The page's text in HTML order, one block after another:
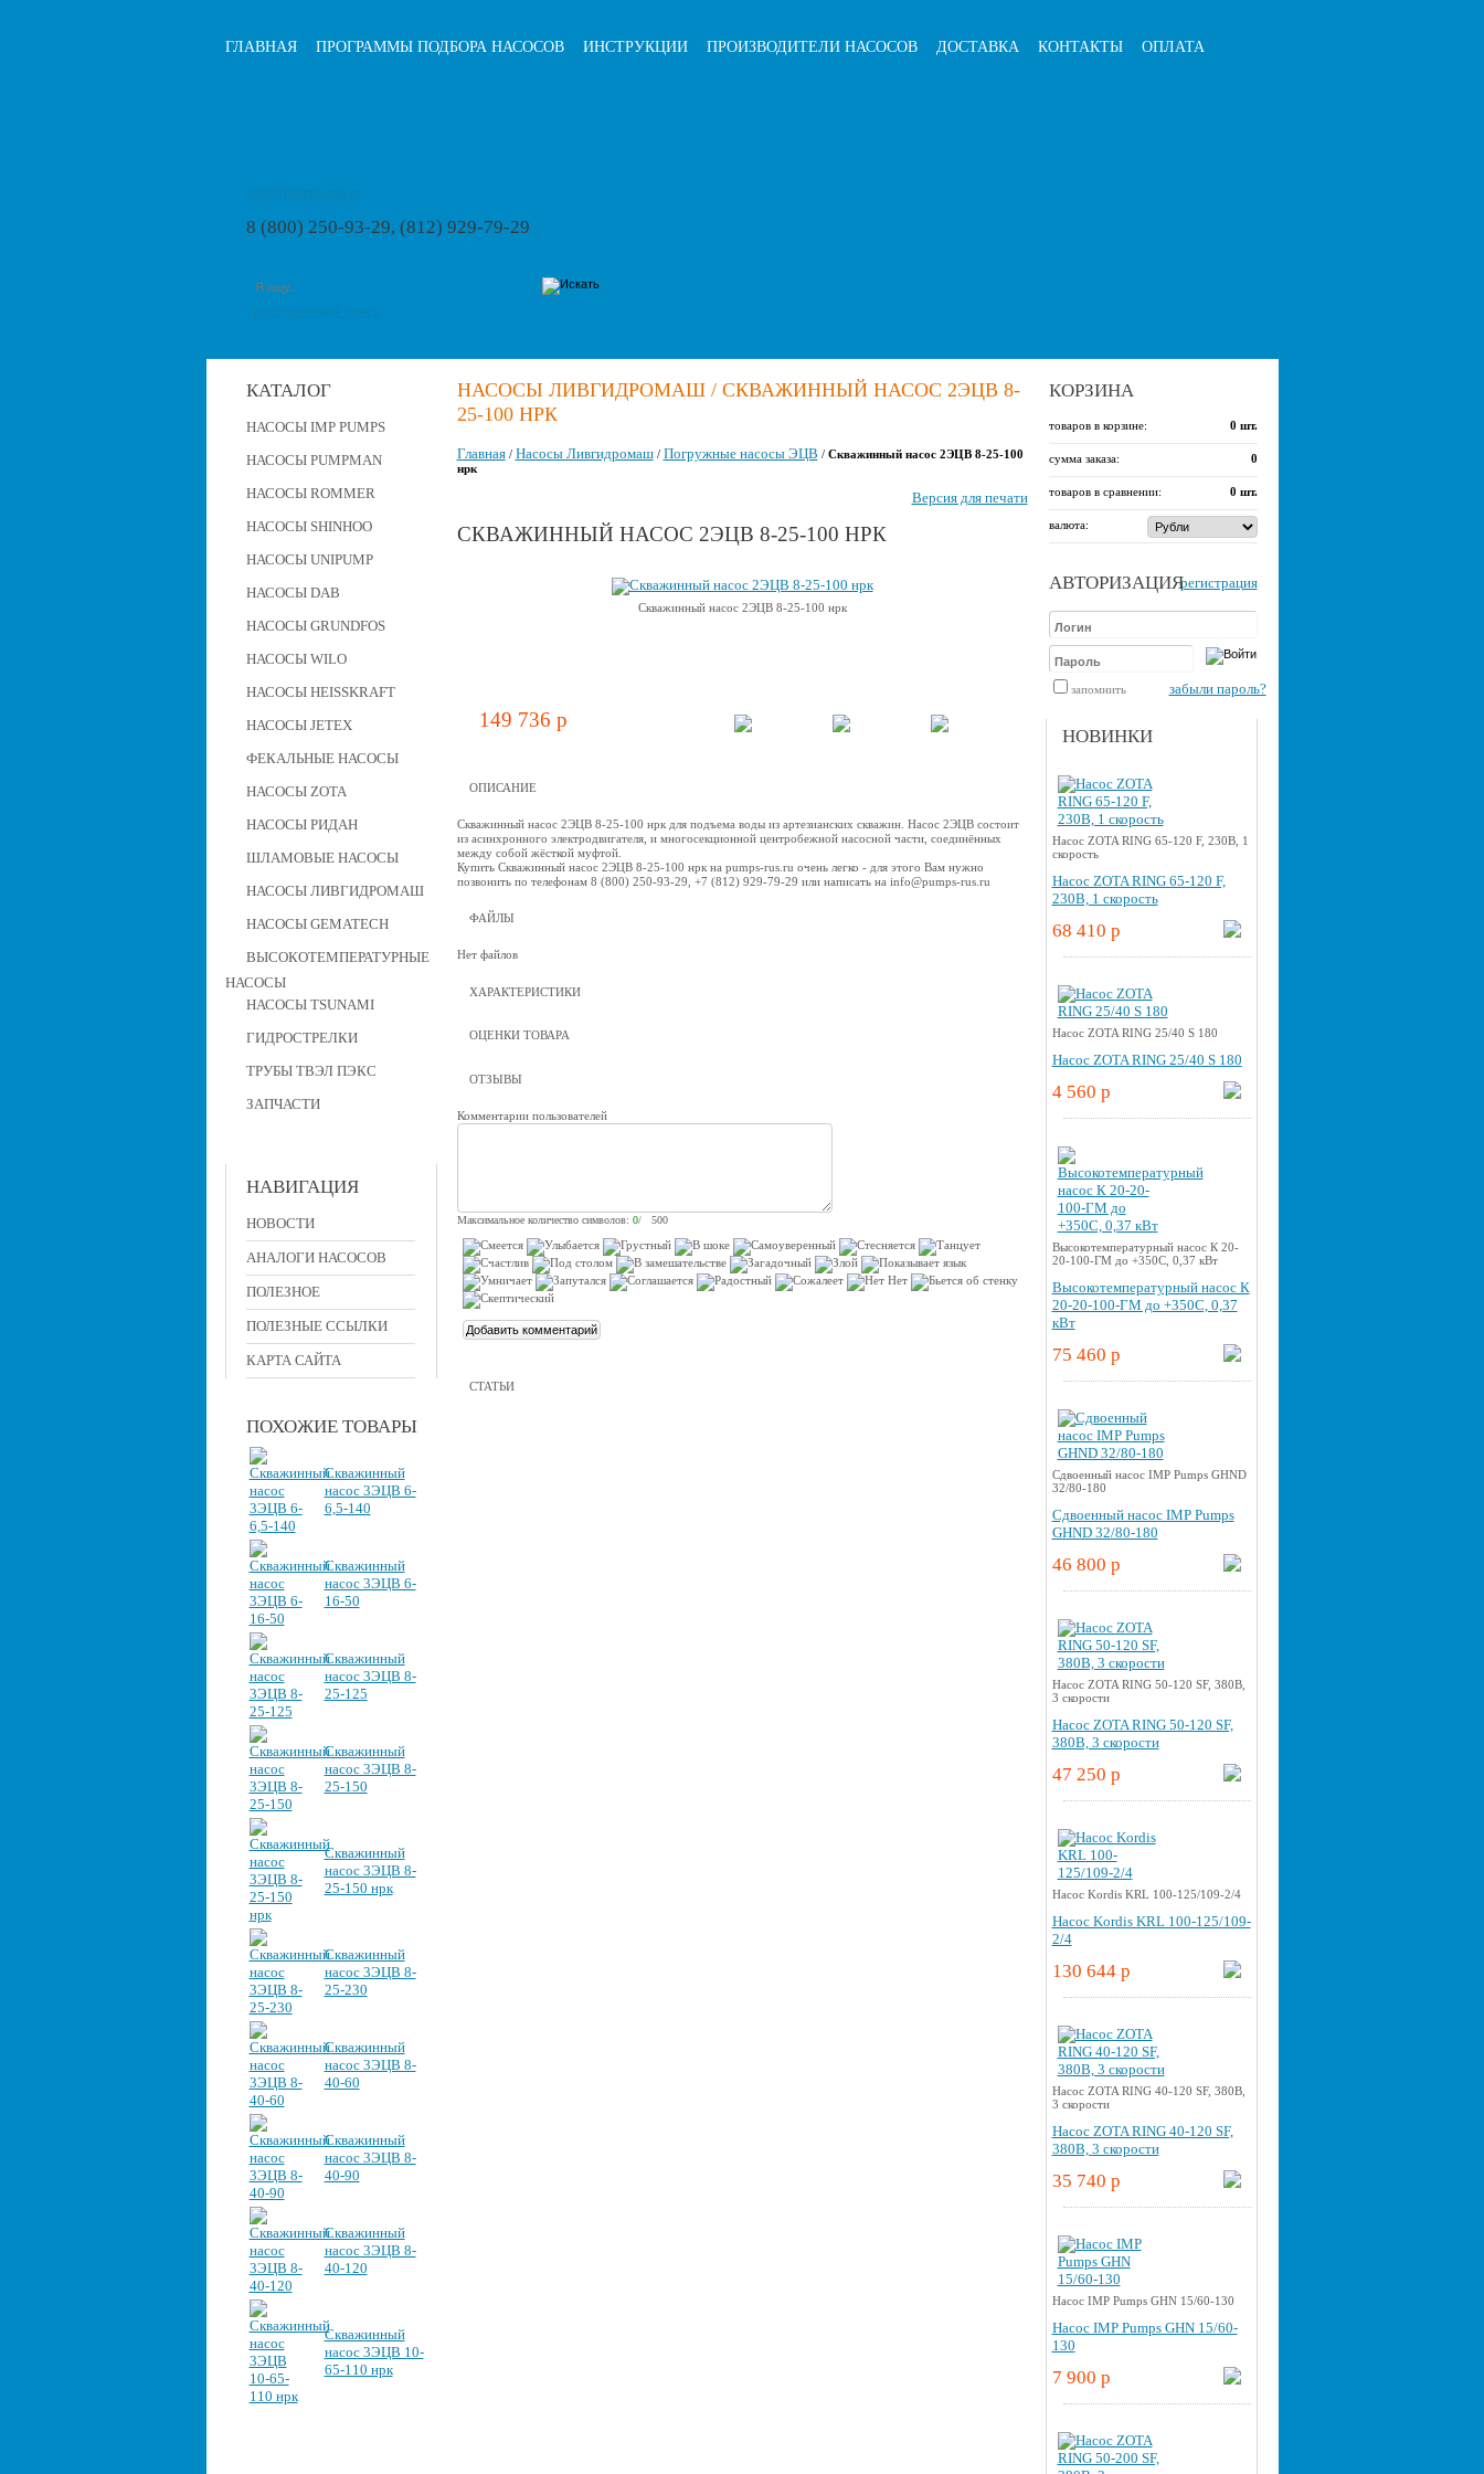
ГЛАВНАЯ ПРОГРАММЫ ПОДБОРА НАСОСОВ ИНСТРУКЦИИ ПРОИЗВОДИТЕЛИ НАСОСОВ ДОСТАВКА КОНТАКТЫ ОПЛАТА
8 (800) 250-93-29, (812) 929-79-29
КАТАЛОГ
НАСОСЫ IMP PUMPS
НАСОСЫ PUMPMAN
НАСОСЫ ROMMER
НАСОСЫ SHINHOO
НАСОСЫ UNIPUMP
НАСОСЫ DAB
НАСОСЫ GRUNDFOS
НАСОСЫ WILO
НАСОСЫ HEISSKRAFT
НАСОСЫ JETEX
ФЕКАЛЬНЫЕ НАСОСЫ
НАСОСЫ ZOTA
НАСОСЫ РИДАН
ШЛАМОВЫЕ НАСОСЫ
НАСОСЫ ЛИВГИДРОМАШ
НАСОСЫ GEMATECH
ВЫСОКОТЕМПЕРАТУРНЫЕ
НАСОСЫ
НАСОСЫ TSUNAMI
ГИДРОСТРЕЛКИ
ТРУБЫ ТВЭЛ ПЭКС
ЗАПЧАСТИ
НАВИГАЦИЯ
НОВОСТИ
АНАЛОГИ НАСОСОВ
ПОЛЕЗНОЕ
ПОЛЕЗНЫЕ ССЫЛКИ
КАРТА САЙТА
ПОХОЖИЕ ТОВАРЫ
Скважинный
насос 3ЭЦВ 6-
6,5-140
Скважинный
насос 3ЭЦВ 6-
16-50
Скважинный
насос 3ЭЦВ 8-
25-125
Скважинный
насос 3ЭЦВ 8-
25-150
Скважинный
насос 3ЭЦВ 8-
25-150 нрк
Скважинный
насос 3ЭЦВ 8-
25-230
Скважинный
насос 3ЭЦВ 8-
40-60
Скважинный
насос 3ЭЦВ 8-
40-90
Скважинный
насос 3ЭЦВ 8-
40-120
Скважинный
насос 3ЭЦВ 10-
65-110 нрк
КОРЗИНА
товаров в корзине: 0 шт.
сумма заказа: 0
товаров в сравнении: 0 шт.
валюта:
АВТОРИЗАЦИЯрегистрация
запомнить забыли пароль?
НОВИНКИ
Насос ZOTA RING 65-120 F, 230В, 1
скорость
Насос ZOTA RING 65-120 F,
230В, 1 скорость
68 410 p
Насос ZOTA RING 25/40 S 180
Насос ZOTA RING 25/40 S 180
4 560 p
Высокотемпературный насос К 20-
20-100-ГМ до +350С, 0,37 кВт
Высокотемпературный насос К
20-20-100-ГМ до +350С, 0,37
кВт
75 460 p
Cдвоенный насос IMP Pumps GHND
32/80-180
Cдвоенный насос IMP Pumps
GHND 32/80-180
46 800 p
Насос ZOTA RING 50-120 SF, 380В,
3 скорости
Насос ZOTA RING 50-120 SF,
380В, 3 скорости
47 250 p
Насос Kordis KRL 100-125/109-2/4
Насос Kordis KRL 100-125/109-
2/4
130 644 p
Насос ZOTA RING 40-120 SF, 380В,
3 скорости
Насос ZOTA RING 40-120 SF,
380В, 3 скорости
35 740 p
Насос IMP Pumps GHN 15/60-130
Насос IMP Pumps GHN 15/60-
130
7 900 p
НАСОСЫ ЛИВГИДРОМАШ / СКВАЖИННЫЙ НАСОС 2ЭЦВ 8-
25-100 НРК
Главная/ Насосы Ливгидромаш/ Погружные насосы ЭЦВ / Скважинный насос 2ЭЦВ 8-25-100
нрк
Версия для печати
СКВАЖИННЫЙ НАСОС 2ЭЦВ 8-25-100 НРК
Скважинный насос 2ЭЦВ 8-25-100 нрк
149 736 p
ОПИСАНИЕ
Скважинный насос 2ЭЦВ 8-25-100 нрк для подъема воды из артезианских скважин. Насос 2ЭЦВ состоит
из асинхронного электродвигателя, и многосекционной центробежной наcосной части, соединённых
между собой жёсткой муфтой.
Купить Скважинный насос 2ЭЦВ 8-25-100 нрк на pumps-rus.ru очень легко - для этого Вам нужно
позвонить по телефонам 8 (800) 250-93-29, +7 (812) 929-79-29 или написать на info@pumps-rus.ru
ФАЙЛЫ
Нет файлов
ХАРАКТЕРИСТИКИ
ОЦЕНКИ ТОВАРА
ОТЗЫВЫ
Комментарии пользователей
Максимальное количество символов: 0/ 500
СТАТЬИ